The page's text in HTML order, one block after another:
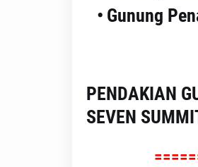
Gunung
PENDAKIAN
SEVEN